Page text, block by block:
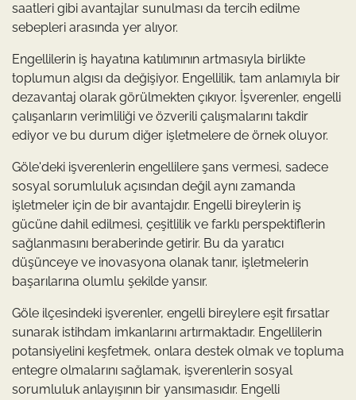
saatleri gibi avantajlar sunulması da tercih edilme
sebepleri arasında yer alıyor.
Engellilerin iş hayatına katılımının artmasıyla birlikte
toplumun algısı da değişiyor. Engellilik, tam anlamıyla bir
dezavantaj olarak görülmekten çıkıyor. İşverenler, engelli
çalışanların verimliliği ve özverili çalışmalarını takdir
ediyor ve bu durum diğer işletmelere de örnek oluyor.
Göle'deki işverenlerin engellilere şans vermesi, sadece
sosyal sorumluluk açısından değil aynı zamanda
işletmeler için de bir avantajdır. Engelli bireylerin iş
gücüne dahil edilmesi, çeşitlilik ve farklı perspektiflerin
sağlanmasını beraberinde getirir. Bu da yaratıcı
düşünceye ve inovasyona olanak tanır, işletmelerin
başarılarına olumlu şekilde yansır.
Göle ilçesindeki işverenler, engelli bireylere eşit fırsatlar
sunarak istihdam imkanlarını artırmaktadır. Engellilerin
potansiyelini keşfetmek, onlara destek olmak ve topluma
entegre olmalarını sağlamak, işverenlerin sosyal
sorumluluk anlayışının bir yansımasıdır. Engelli